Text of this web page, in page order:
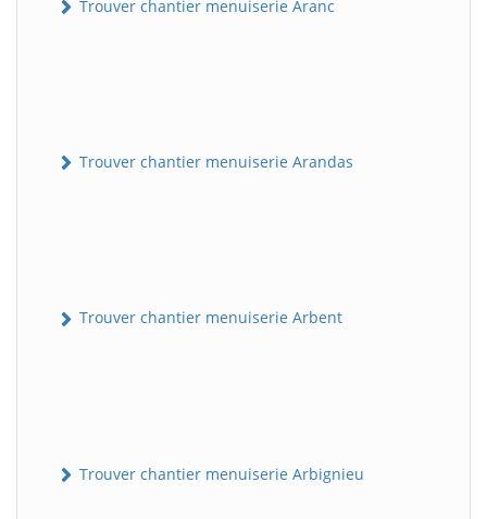
Trouver chantier menuiserie Aranc
Trouver chantier menuiserie Arandas
Trouver chantier menuiserie Arbent
Trouver chantier menuiserie Arbignieu